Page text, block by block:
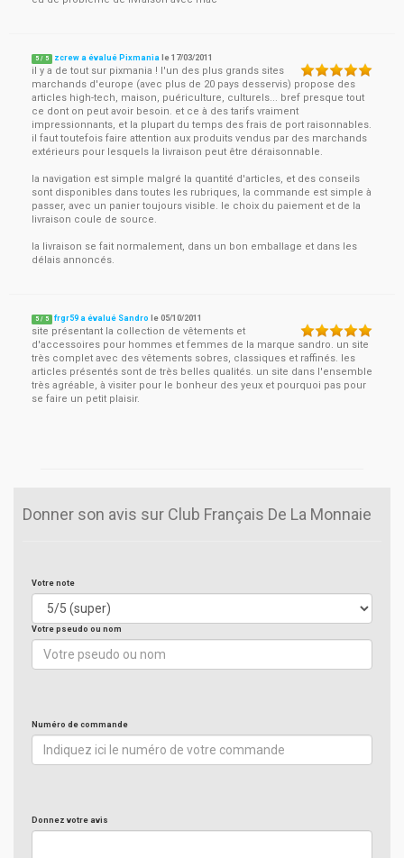
5 / 5 zcrew a évalué Pixmania le17/03/2011
il y a de tout sur pixmania ! l'un des plus grands sites
marchands d'europe (avec plus de 20 pays desservis) propose des
articles high-tech, maison, puériculture, culturels... bref presque tout
ce dont on peut avoir besoin. et ce à des tarifs vraiment
impressionnants, et la plupart du temps des frais de port raisonnables.
il faut toutefois faire attention aux produits vendus par des marchands
extérieurs pour lesquels la livraison peut être déraisonnable.
la navigation est simple malgré la quantité d'articles, et des conseils
sont disponibles dans toutes les rubriques, la commande est simple à
passer, avec un panier toujours visible. le choix du paiement et de la
livraison coule de source.
la livraison se fait normalement, dans un bon emballage et dans les
délais annoncés.
5 / 5 frgr59 a évalué Sandro le05/10/2011
site présentant la collection de vêtements et
d'accessoires pour hommes et femmes de la marque sandro. un site
très complet avec des vêtements sobres, classiques et raffinés. les
articles présentés sont de très belles qualités. un site dans l'ensemble
très agréable, à visiter pour le bonheur des yeux et pourquoi pas pour
se faire un petit plaisir.
Donner son avis sur Club Français De La Monnaie
Votre note
Votre pseudo ou nom
Numéro de commande
Donnez votre avis